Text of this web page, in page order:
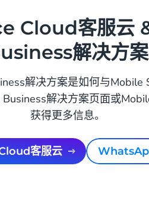
Cloud客服云
解决方案
解决方案是如何与Mobile
解决方案页面或
获得更多信息。
客服云